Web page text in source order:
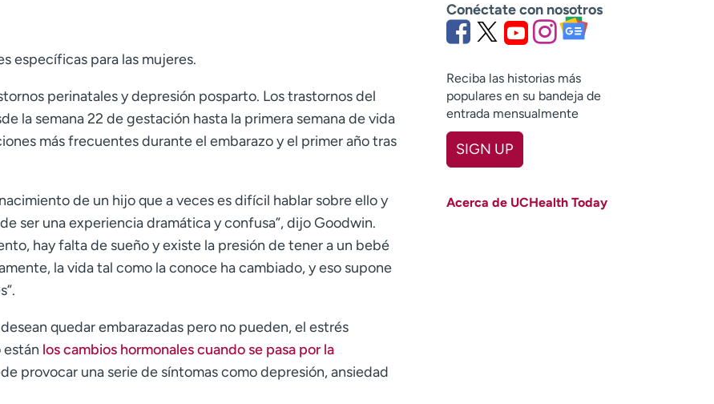
específicas para las mujeres.
perinatales ydepresión posparto. Los trastornos del
la semana 22 de gestación hasta la primera semana de vida
más frecuentes durante el embarazo y el primer año tras
de un hijo que a veces es difícil hablar sobre ello y
ser una experiencia dramática y confusa”, dijo Goodwin.
hay falta de sueño y existe la presión de tener a un bebé
la vida tal como la conoce ha cambiado, y eso supone
quedar embarazadas pero no pueden, el estrés
están los cambios hormonales cuando se pasa por la
provocar una serie de síntomas como depresión, ansiedad
Conéctate con nosotros
Reciba las historias más
populares en su bandeja de
entrada mensualmente
SIGN UP
Last name
Acerca de UCHealth Today